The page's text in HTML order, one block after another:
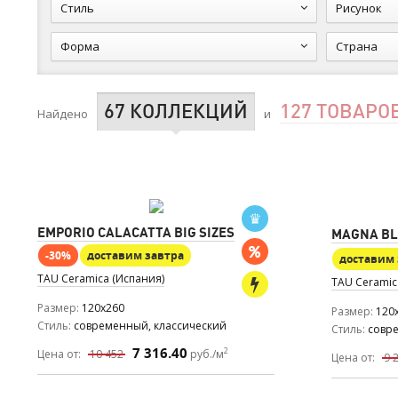
Стиль Рисунок
Форма Страна
Найдено 67 КОЛЛЕКЦИЙ и 127
EMPORIO CALACATTA BIG SIZES
-30%
доставим завтра
TAU Ceramica (Испания)
Размер 120x260
Стиль современный, классический
Цена от:
10 452 7 316.40 руб./м2
MAGNA
доставим
TAU
Размер
Стиль
Цена от:
9